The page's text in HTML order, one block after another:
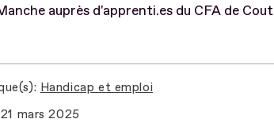
auprès d'apprenti.es du CFA de
Handicap et emploi
21 mars 2025